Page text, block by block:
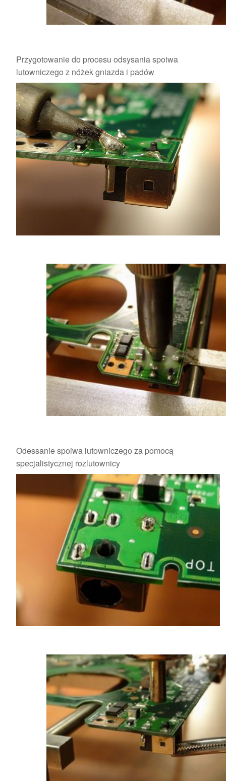
Przygotowanie do procesu odsysania spoiwa
lutowniczego z nóżek gniazda i padów
Odessanie spoiwa lutowniczego za pomocą
specjalistycznej rozlutownicy